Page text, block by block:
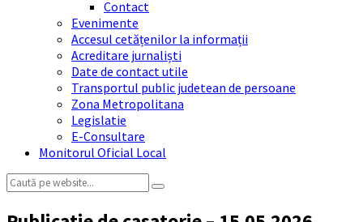
Contact
Evenimente
Accesul cetățenilor la informații
Acreditare jurnaliști
Date de contact utile
Transportul public judetean de persoane
Zona Metropolitana
Legislatie
E-Consultare
Monitorul Oficial Local
Search: